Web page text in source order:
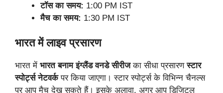
टॉस का समय: 1:00 PM IST
मैच का समय: 1:30 PM IST
भारत में लाइव प्रसारण
भारत में भारत बनाम इंग्लैंड वनडे सीरीजका सीधा प्रसारणस्टार
स्पोर्ट्स नेटवर्कपर किया जाएगा। स्टार स्पोर्ट्स के विभिन्न चैनल्स
पर आप मैच देख सकते हैं। इसके अलावा, अगर आप डिजिटल